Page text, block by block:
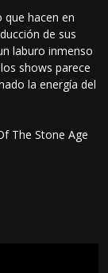
que hacen en
de sus
laburo inmenso
shows parece
la energía del
The Stone Age